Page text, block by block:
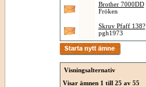
Brother 7000DD
Fröken
Skruv Pfaff 138?
pgh1973
Visningsalternativ
Visar ämnen 1 till 25 av 55